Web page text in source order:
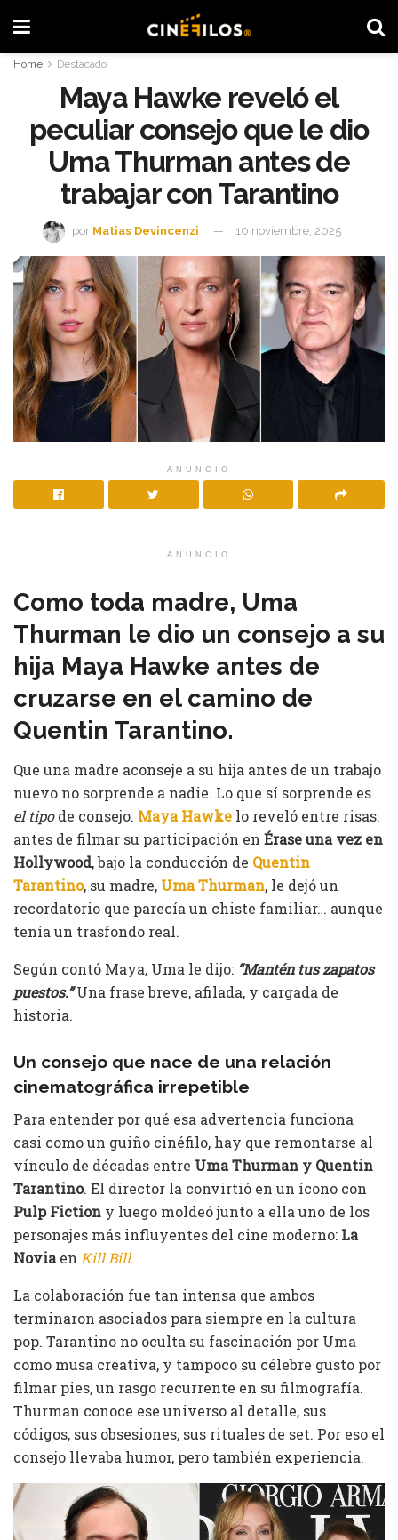
Home Destacado
Maya Hawke reveló el
peculiar consejo que le dio
Uma Thurman antes de
trabajar con Tarantino
por Matias Devincenzi 10 noviembre, 2025
ANUNCIO
ANUNCIO
Como toda madre, Uma
Thurman le dio un consejo a su
hija Maya Hawke antes de
cruzarse en el camino de
Quentin Tarantino.
Que una madre aconseje a su hija antes de un trabajo
nuevo no sorprende a nadie. Lo que sí sorprende es
el tipode consejo. Maya Hawke lo reveló entre risas:
antes de filmar su participación en Érase una vez en
Hollywood, bajo la conducción de Quentin
Tarantino, su madre, Uma Thurman, le dejó un
recordatorio que parecía un chiste familiar… aunque
tenía un trasfondo real.
Según contó Maya, Uma le dijo: “Mantén tus zapatos
puestos.”Una frase breve, afilada, y cargada de
historia.
Un consejo que nace de una relación
cinematográfica irrepetible
Para entender por qué esa advertencia funciona
casi como un guiño cinéfilo, hay que remontarse al
vínculo de décadas entre Uma Thurman y Quentin
Tarantino. El director la convirtió en un ícono con
Pulp Fiction y luego moldeó junto a ella uno de los
personajes más influyentes del cine moderno: La
Noviaen Kill Bill.
La colaboración fue tan intensa que ambos
terminaron asociados para siempre en la cultura
pop. Tarantino no oculta su fascinación por Uma
como musa creativa, y tampoco su célebre gusto por
filmar pies, un rasgo recurrente en su filmografía.
Thurman conoce ese universo al detalle, sus
códigos, sus obsesiones, sus rituales de set. Por eso el
consejo llevaba humor, pero también experiencia.